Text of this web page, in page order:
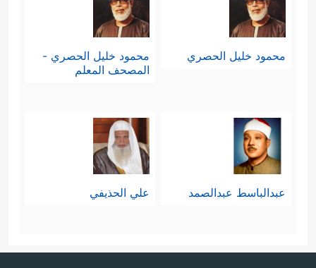
محمود خليل الحصري
محمود خليل الحصري -
المصحف المعلم
عبدالباسط عبدالصمد علي الحذيفي